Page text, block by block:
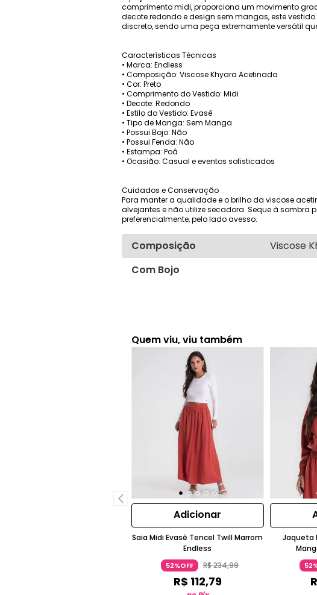
comprimento midi, proporciona um movimento
decote redondo e design sem mangas, este
discreto, sendo uma peça extremamente versátil
Características Técnicas
• Marca: Endless
• Composição: Viscose Khyara Acetinada
• Cor: Preto
• Comprimento do Vestido: Midi
• Decote: Redondo
• Estilo do Vestido: Evasê
• Tipo de Manga: Sem Manga
• Possui Bojo: Não
• Possui Fenda: Não
• Estampa: Poá
• Ocasião: Casual e eventos sofisticados
Cuidados e Conservação
Para manter a qualidade e o brilho da viscose
alvejantes e não utilize secadora. Seque à sombra
preferencialmente, pelo lado avesso.
Composição
Viscose
Com Bojo
Quem viu, viu também
Adicionar
Saia Midi Evasê Tencel Twill Marrom
Endless
52%OFF R$234,99
R$ 112,79
Jaqueta